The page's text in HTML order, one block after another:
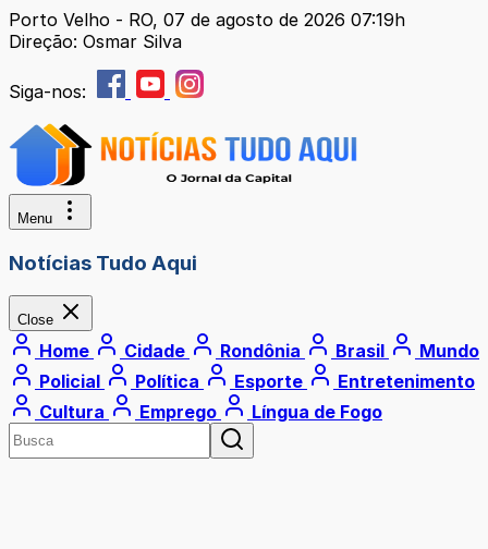
Porto Velho - RO, 07 de agosto de 2026 07:19h
Direção: Osmar Silva
Siga-nos:
Menu
Notícias Tudo Aqui
Close
Home Cidade Rondônia Brasil
Mundo
Policial
Política Esporte
Entretenimento
Cultura
Emprego Língua de Fogo